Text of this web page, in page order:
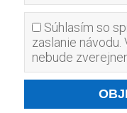
Súhlasím so
zaslanie návodu.
nebude